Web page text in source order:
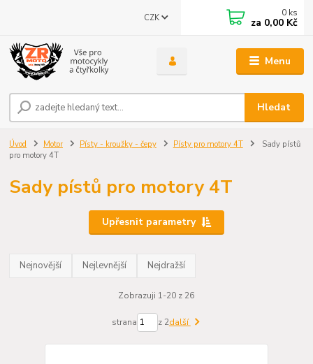
Menu
CZK
Hledat
0 ks
za 0,00 Kč
Úvod Motor Písty - kroužky - čepy Písty pro motory 4T
Sady pístů
pro motory 4T
Sady pístů pro motory 4T
Upřesnit parametry
Nejnovější Nejlevnější Nejdražší
Zobrazuji 1-20 z 26
strana z 2další